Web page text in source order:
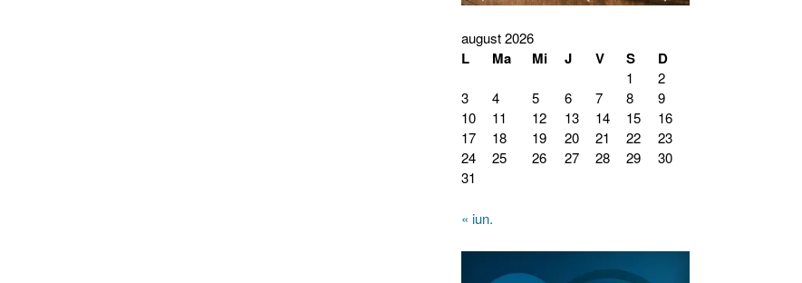
august 2026
L Ma Mi J V S D
1
2
3
4 5 6 7 8
9
10
11 12 13 14 15
16
17
18 19 20 21 22
23
24
25 26 27 28 29
30
31
« iun.